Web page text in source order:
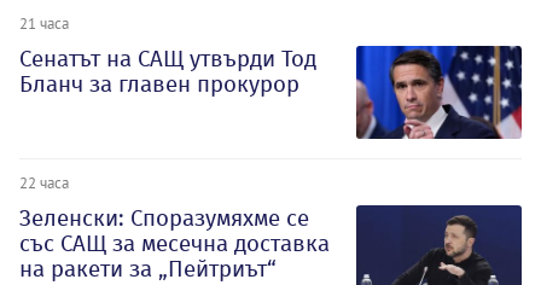
21 часа
Сенатът на САЩ утвърди Тод
Бланч за главен прокурор
22 часа
Зеленски: Споразумяхме се
със САЩ за месечна доставка
на ракети за „Пейтриът“